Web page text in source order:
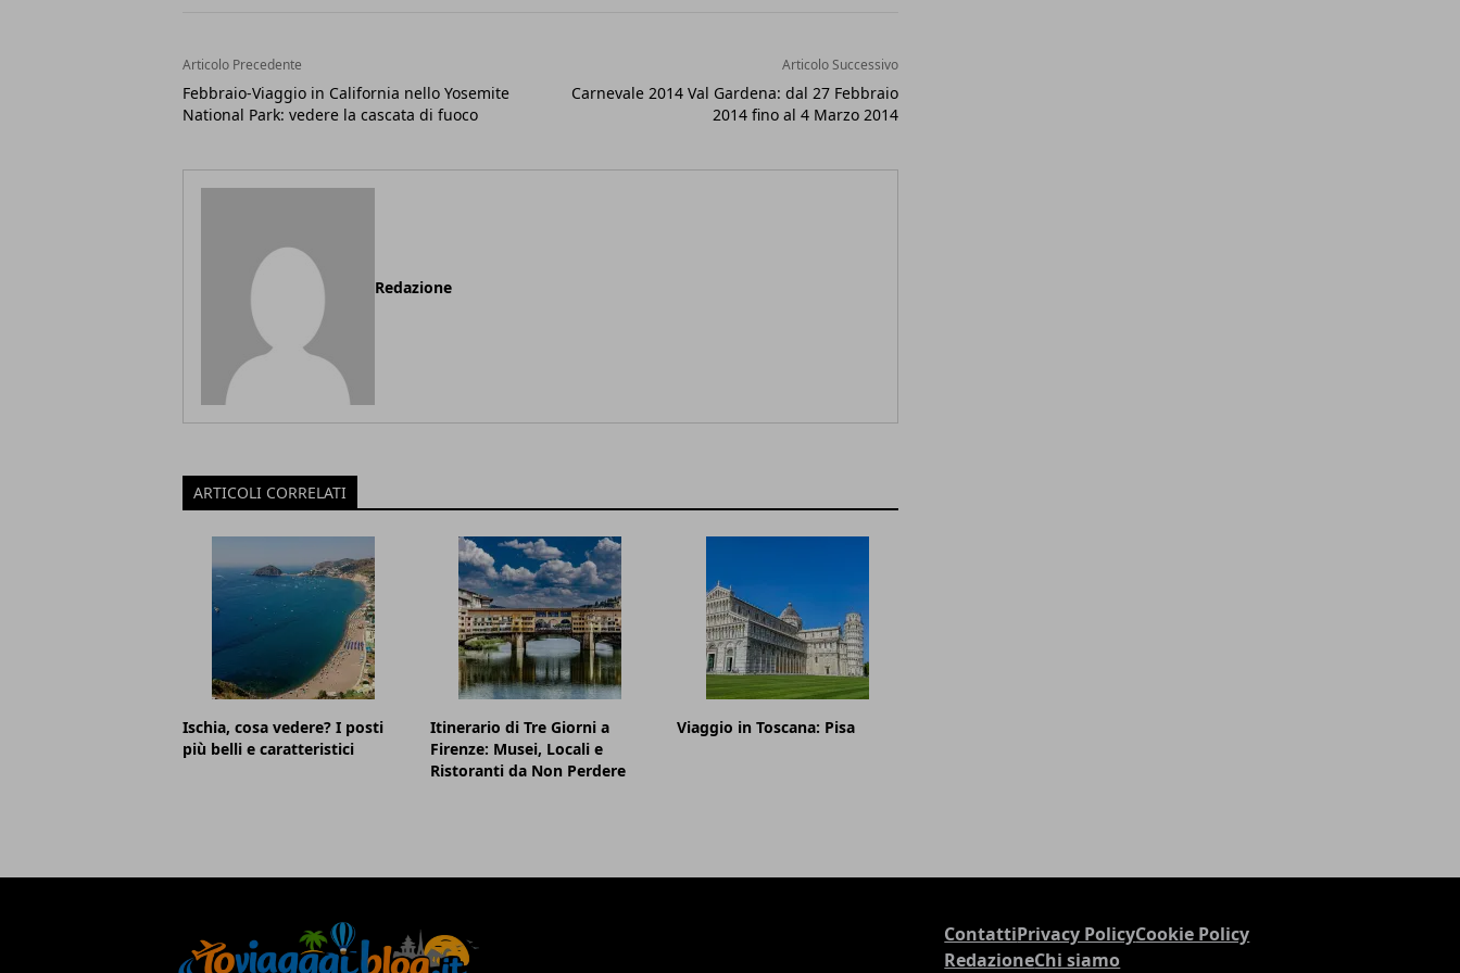
Articolo Precedente
Febbraio-Viaggio in California nello Yosemite
National Park: vedere la cascata di fuoco
Articolo Successivo
Carnevale 2014 Val Gardena: dal 27 Febbraio
2014 fino al 4 Marzo 2014
Redazione
ARTICOLI CORRELATI
Ischia, cosa vedere? I posti
più belli e caratteristici
Itinerario di Tre Giorni a
Firenze: Musei, Locali e
Ristoranti da Non Perdere
Viaggio in Toscana: Pisa
ContattiPrivacy PolicyCookie Policy
RedazioneChi siamo